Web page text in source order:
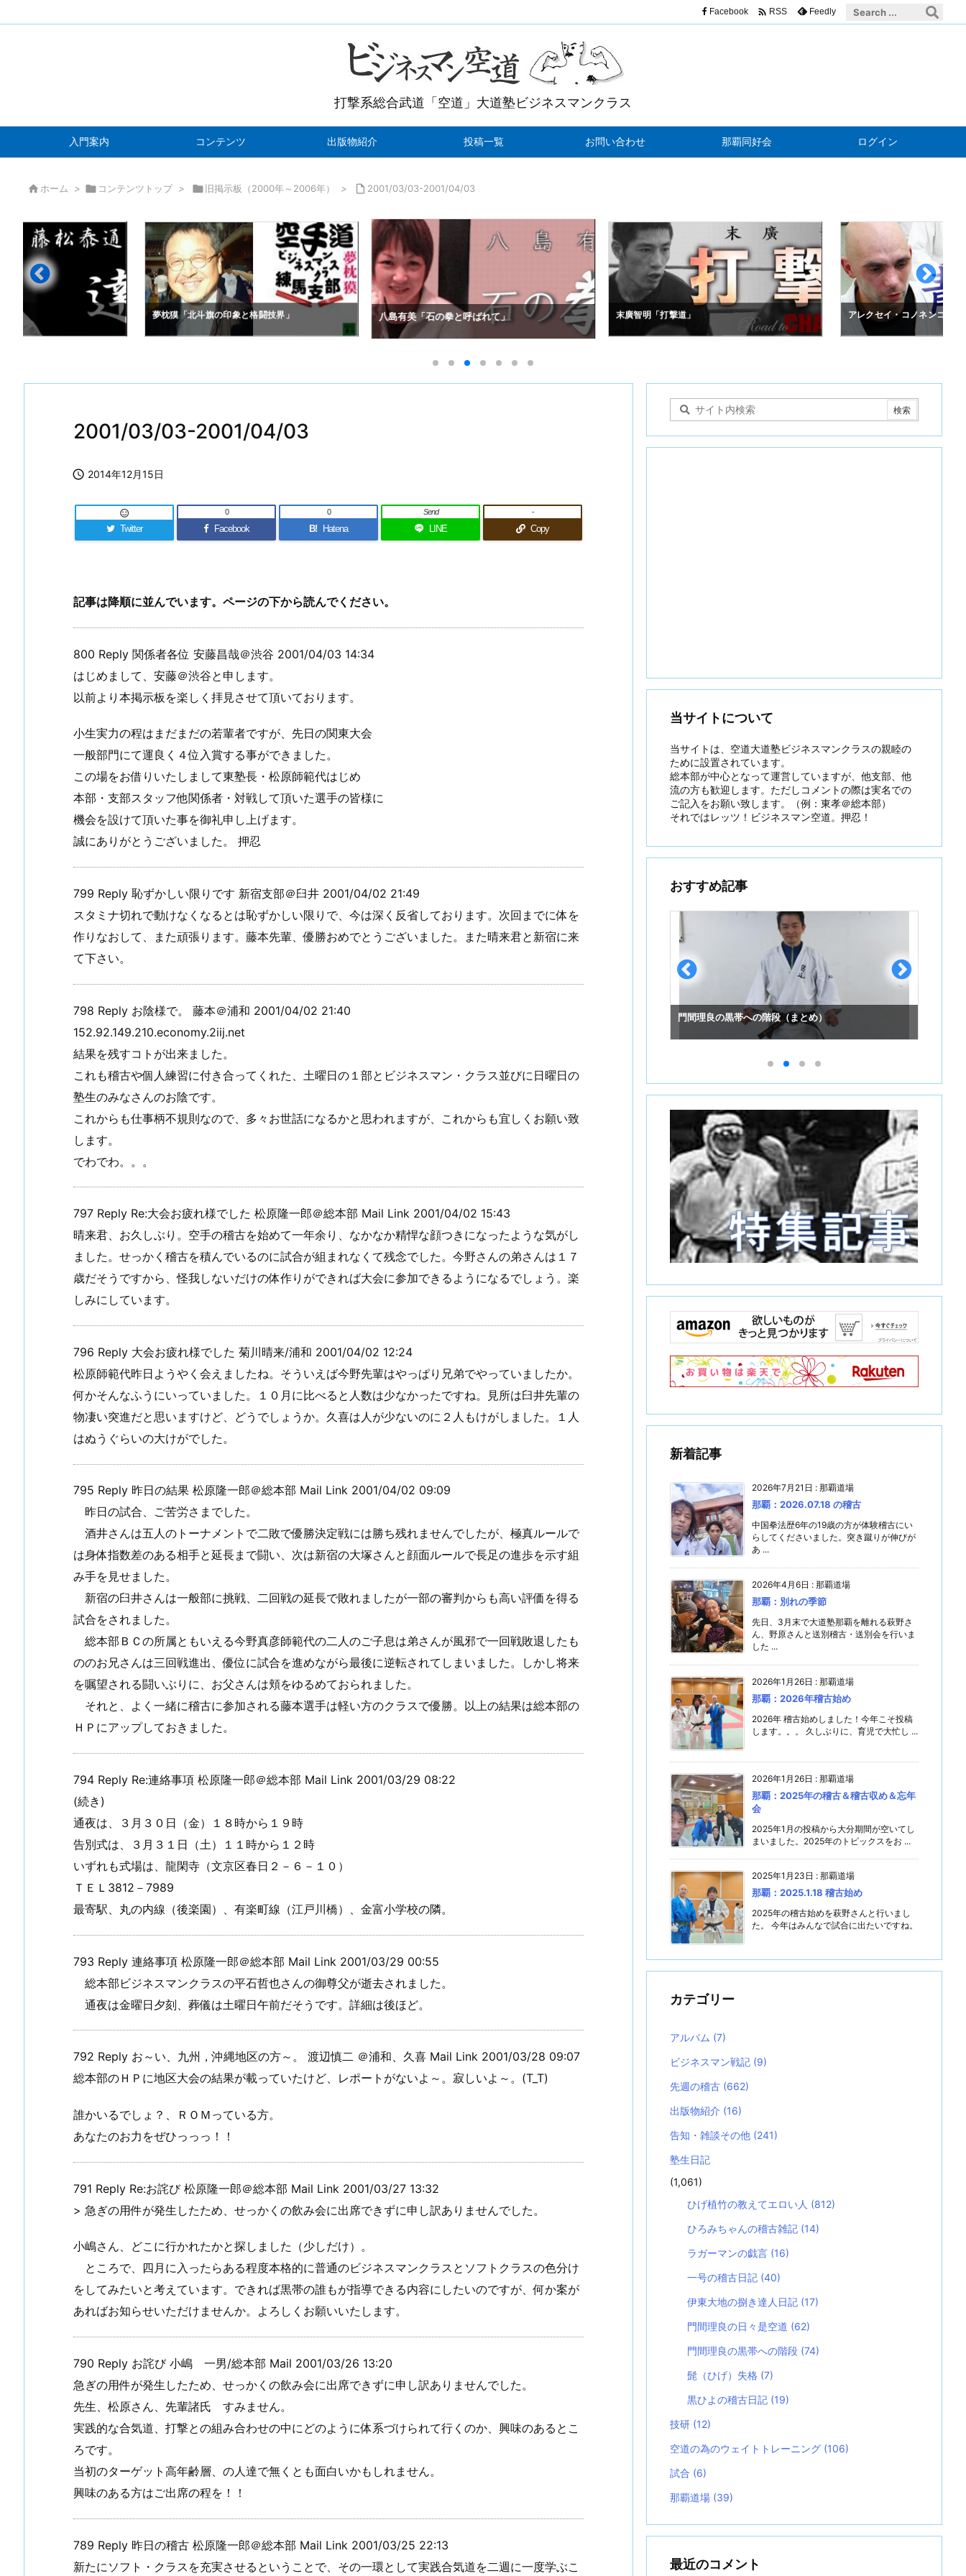
打撃系総合武道「空道」大道塾ビジネスマンクラス
入門案内 コンテンツ 出版物紹介 投稿一覧 お問い合わせ 那覇同好会 ログイン
Facebook  RSS Feedly
 ホーム >  コンテンツトップ >  旧掲示板（2000年～2006年） >  2001/03/03-2001/04/03
夢枕獏「北斗旗の印象と格闘技界」 八島有美「石の拳と呼ばれて」 末廣智明「打撃道」 アレクセイ・コノネンコ「
2001/03/03-2001/04/03
 2014年12月15日
Twitter

Facebook
0
B! Hatena
0
LINE
Send
Copy
-
記事は降順に並んでいます。ページの下から読んでください。
800 Reply 関係者各位 安藤昌哉＠渋谷 2001/04/03 14:34
はじめまして、安藤＠渋谷と申します。
以前より本掲示板を楽しく拝見させて頂いております。
小生実力の程はまだまだの若輩者ですが、先日の関東大会
一般部門にて運良く４位入賞する事ができました。
この場をお借りいたしまして東塾長・松原師範代はじめ
本部・支部スタッフ他関係者・対戦して頂いた選手の皆様に
機会を設けて頂いた事を御礼申し上げます。
誠にありがとうございました。 押忍
799 Reply 恥ずかしい限りです 新宿支部＠臼井 2001/04/02 21:49
スタミナ切れで動けなくなるとは恥ずかしい限りで、今は深く反省しております。次回までに体を
作りなおして、また頑張ります。藤本先輩、優勝おめでとうございました。また晴来君と新宿に来
て下さい。
798 Reply お陰様で。 藤本＠浦和 2001/04/02 21:40
152.92.149.210.economy.2iij.net
結果を残すコトが出来ました。
これも稽古や個人練習に付き合ってくれた、土曜日の１部とビジネスマン・クラス並びに日曜日の
塾生のみなさんのお陰です。
これからも仕事柄不規則なので、多々お世話になるかと思われますが、これからも宜しくお願い致
します。
でわでわ。。。
797 Reply Re:大会お疲れ様でした 松原隆一郎＠総本部 Mail Link 2001/04/02 15:43
晴来君、お久しぶり。空手の稽古を始めて一年余り、なかなか精悍な顔つきになったような気がし
ました。せっかく稽古を積んでいるのに試合が組まれなくて残念でした。今野さんの弟さんは１７
歳だそうですから、怪我しないだけの体作りができれば大会に参加できるようになるでしょう。楽
しみにしています。
796 Reply 大会お疲れ様でした 菊川晴来/浦和 2001/04/02 12:24
松原師範代昨日ようやく会えましたね。そういえば今野先輩はやっぱり兄弟でやっていましたか。
何かそんなふうにいっていました。１０月に比べると人数は少なかったですね。見所は臼井先輩の
物凄い突進だと思いますけど、どうでしょうか。久喜は人が少ないのに２人もけがしました。１人
はぬうぐらいの大けがでした。
795 Reply 昨日の結果 松原隆一郎＠総本部 Mail Link 2001/04/02 09:09
昨日の試合、ご苦労さまでした。
酒井さんは五人のトーナメントで二敗で優勝決定戦には勝ち残れませんでしたが、極真ルールで
は身体指数差のある相手と延長まで闘い、次は新宿の大塚さんと顔面ルールで長足の進歩を示す組
み手を見せました。
新宿の臼井さんは一般部に挑戦、二回戦の延長で敗れましたが一部の審判からも高い評価を得る
試合をされました。
総本部ＢＣの所属ともいえる今野真彦師範代の二人のご子息は弟さんが風邪で一回戦敗退したも
ののお兄さんは三回戦進出、優位に試合を進めながら最後に逆転されてしまいました。しかし将来
を嘱望される闘いぶりに、お父さんは頬をゆるめておられました。
それと、よく一緒に稽古に参加される藤本選手は軽い方のクラスで優勝。以上の結果は総本部の
ＨＰにアップしておきました。
794 Reply Re:連絡事項 松原隆一郎＠総本部 Mail Link 2001/03/29 08:22
(続き)
通夜は、３月３０日（金）１８時から１９時
告別式は、３月３１日（土）１１時から１２時
いずれも式場は、龍閑寺（文京区春日２－６－１０）
ＴＥＬ3812－7989
最寄駅、丸の内線（後楽園）、有楽町線（江戸川橋）、金富小学校の隣。
793 Reply 連絡事項 松原隆一郎＠総本部 Mail Link 2001/03/29 00:55
総本部ビジネスマンクラスの平石哲也さんの御尊父が逝去されました。
通夜は金曜日夕刻、葬儀は土曜日午前だそうです。詳細は後ほど。
792 Reply お～い、九州，沖縄地区の方～。 渡辺慎二 ＠浦和、久喜 Mail Link 2001/03/28 09:07
総本部のＨＰに地区大会の結果が載っていたけど、レポートがないよ～。寂しいよ～。(T_T)
誰かいるでしょ？、ＲＯＭっている方。
あなたのお力をぜひっっっ！！
791 Reply Re:お詫び 松原隆一郎＠総本部 Mail Link 2001/03/27 13:32
> 急ぎの用件が発生したため、せっかくの飲み会に出席できずに申し訳ありませんでした。
小嶋さん、どこに行かれたかと探しました（少しだけ）。
ところで、四月に入ったらある程度本格的に普通のビジネスマンクラスとソフトクラスの色分け
をしてみたいと考えています。できれば黒帯の誰もが指導できる内容にしたいのですが、何か案が
あればお知らせいただけませんか。よろしくお願いいたします。
790 Reply お詫び 小嶋 一男/総本部 Mail 2001/03/26 13:20
急ぎの用件が発生したため、せっかくの飲み会に出席できずに申し訳ありませんでした。
先生、松原さん、先輩諸氏 すみません。
実践的な合気道、打撃との組み合わせの中にどのように体系づけられて行くのか、興味のあるとこ
ろです。
当初のターゲット高年齢層、の人達で無くとも面白いかもしれません。
興味のある方はご出席の程を！！
789 Reply 昨日の稽古 松原隆一郎＠総本部 Mail Link 2001/03/25 22:13
新たにソフト・クラスを充実させるということで、その一環として実践合気道を二週に一度学ぶこ
当サイトについて
当サイトは、空道大道塾ビジネスマンクラスの親睦の
ために設置されています。
総本部が中心となって運営していますが、他支部、他
流の方も歓迎します。ただしコメントの際は実名での
ご記入をお願い致します。（例：東孝＠総本部）
それではレッツ！ビジネスマン空道。押忍！
おすすめ記事
入れ （①初めての投稿） 谷川先輩昇段おめでとうございます！ 門間理良の黒帯への階段（まとめ）
新着記事
2026年7月21日 : 那覇道場
那覇：2026.07.18 の稽古
中国拳法歴6年の19歳の方が体験稽古にい
らしてくださいました。突き蹴りが伸びが
あ ...
2026年4月6日 : 那覇道場
那覇：別れの季節
先日、3月末で大道塾那覇を離れる萩野さ
ん、野原さんと送別稽古・送別会を行いま
した ...
2026年1月26日 : 那覇道場
那覇：2026年稽古始め
2026年 稽古始めしました！今年こそ投稿
します。。。 久しぶりに、育児で大忙し ...
2026年1月26日 : 那覇道場
那覇：2025年の稽古＆稽古収め＆忘年
会
2025年1月の投稿から大分期間が空いてし
まいました。2025年のトピックスをお ...
2025年1月23日 : 那覇道場
那覇：2025.1.18 稽古始め
2025年の稽古始めを萩野さんと行いまし
た。 今年はみんなで試合に出たいですね。
カテゴリー
アルバム (7)
ビジネスマン戦記 (9)
先週の稽古 (662)
出版物紹介 (16)
告知・雑談その他 (241)
塾生日記
(1,061)
ひげ植竹の教えてエロい人 (812)
ひろみちゃんの稽古雑記 (14)
ラガーマンの戯言 (16)
一号の稽古日記 (40)
伊東大地の捌き達人日記 (17)
門間理良の日々是空道 (62)
門間理良の黒帯への階段 (74)
髭（ひげ）失格 (7)
黒ひよの稽古日記 (19)
技研 (12)
空道の為のウェイトトレーニング (106)
試合 (6)
那覇道場 (39)
最近のコメント